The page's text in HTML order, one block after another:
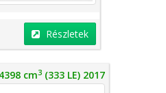
Részletek
cm3 (333 LE) 2017